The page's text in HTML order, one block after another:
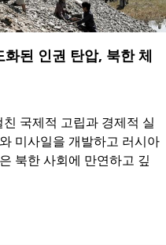
된 인권 탄압, 북한 체
국제적 고립과 경제적 실
미사일을 개발하고 러시아
북한 사회에 만연하고 깊